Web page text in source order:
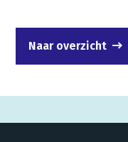
Naar overzicht